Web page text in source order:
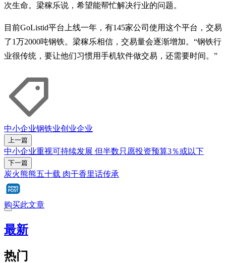
次生命。梁稼乐说，希望能帮忙解决行业的问题。
目前GoListid平台上线一年，有145家公司使用这个平台，交易
了1万2000吨钢铁。梁稼乐相信，交易量会逐渐增加。“钢铁行
业很传统，要让他们习惯用手机软件做交易，还需要时间。”
中小企业钢铁业创业企业
上一篇
中小企业重视可持续发展 但半数只愿投资预算3％或以下
下一篇
炭火熊熊五十载 肉干香里话传承
购买此文章
最新
热门